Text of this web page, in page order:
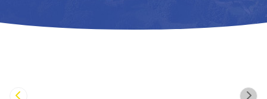
PRO TURISTY